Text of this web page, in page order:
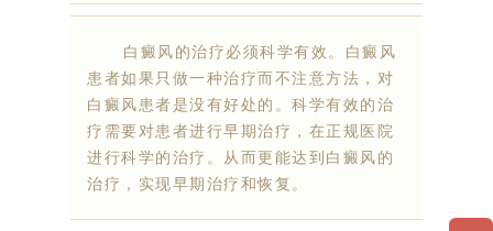
白癜风的治疗必须科学有效。白癜风
患者如果只做一种治疗而不注意方法，对
白癜风患者是没有好处的。科学有效的治
疗需要对患者进行早期治疗，在正规医院
进行科学的治疗。从而更能达到白癜风的
治疗，实现早期治疗和恢复。